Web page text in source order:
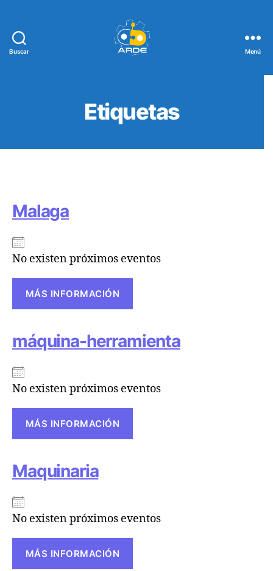
Buscar Menú
Etiquetas
Malaga
No existen próximos eventos
MÁS INFORMACIÓN
máquina-herramienta
No existen próximos eventos
MÁS INFORMACIÓN
Maquinaria
No existen próximos eventos
MÁS INFORMACIÓN